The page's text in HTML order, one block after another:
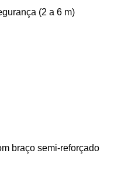
(2 a 6 m)
braço semi-reforçado